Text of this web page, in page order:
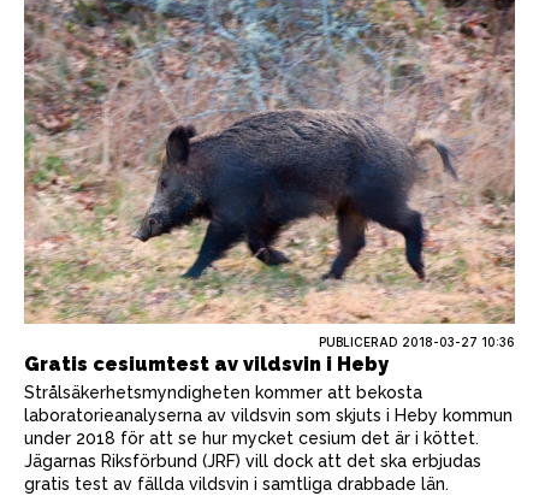
PUBLICERAD 2018-03-27 10:36
Gratis cesiumtest av vildsvin i Heby
Strålsäkerhetsmyndigheten kommer att bekosta
laboratorieanalyserna av vildsvin som skjuts i Heby kommun
under 2018 för att se hur mycket cesium det är i köttet.
Jägarnas Riksförbund (JRF) vill dock att det ska erbjudas
gratis test av fällda vildsvin i samtliga drabbade län.